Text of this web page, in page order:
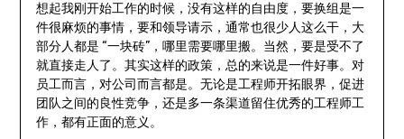
想起我刚开始工作的时候，没有这样的自由度，要换组是一
件很麻烦的事情，要和领导请示，通常也很少人这么干，大
部分人都是 “一块砖”，哪里需要哪里搬。当然，要是受不了
就直接走人了。其实这样的政策，总的来说是一件好事。对
员工而言，对公司而言都是。无论是工程师开拓眼界，促进
团队之间的良性竞争，还是多一条渠道留住优秀的工程师工
作，都有正面的意义。